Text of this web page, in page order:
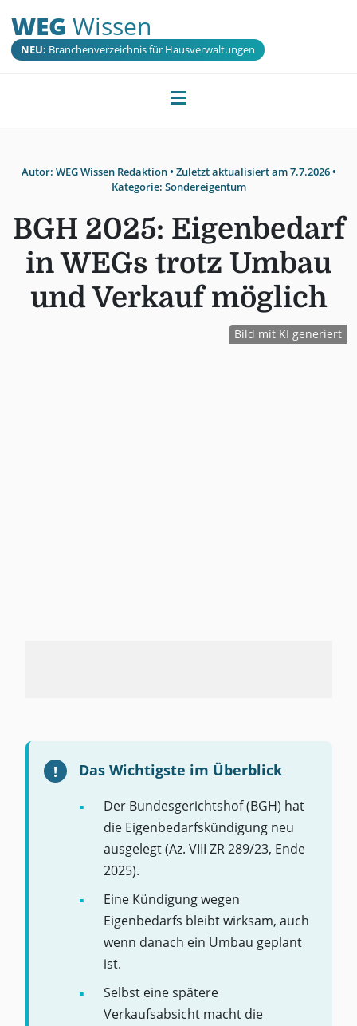
WEG Wissen
NEU: Branchenverzeichnis für Hausverwaltungen
Autor: WEG Wissen Redaktion• Zuletzt aktualisiert am7.7.2026•
Kategorie: Sondereigentum
BGH 2025: Eigenbedarf
in WEGs trotz Umbau
und Verkauf möglich
Bild mit KI generiert
Das Wichtigste im Überblick
Der Bundesgerichtshof (BGH) hat
die Eigenbedarfskündigung neu
ausgelegt (Az. VIII ZR 289/23, Ende
2025).
Eine Kündigung wegen
Eigenbedarfs bleibt wirksam, auch
wenn danach ein Umbau geplant
ist.
Selbst eine spätere
Verkaufsabsicht macht die